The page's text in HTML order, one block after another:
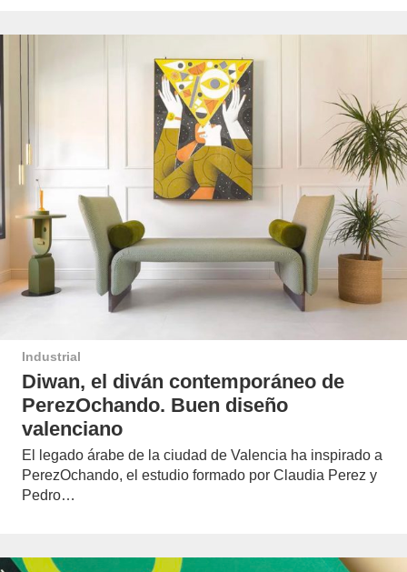
Industrial
Diwan, el diván contemporáneo de
PerezOchando. Buen diseño
valenciano
El legado árabe de la ciudad de Valencia ha inspirado a
PerezOchando, el estudio formado por Claudia Perez y
Pedro…